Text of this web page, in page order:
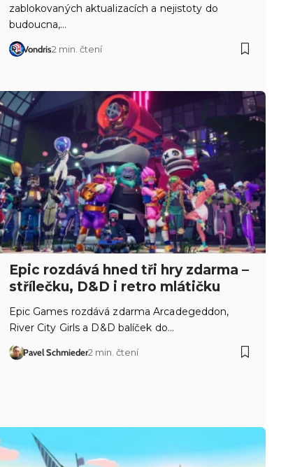
zablokovaných aktualizacích a nejistoty do
budoucna,…
Vondris2 min. čtení
Epic rozdává hned tři hry zdarma –
střílečku, D&D i retro mlátičku
Epic Games rozdává zdarma Arcadegeddon,
River City Girls a D&D balíček do…
Pavel Schmieder2 min. čtení